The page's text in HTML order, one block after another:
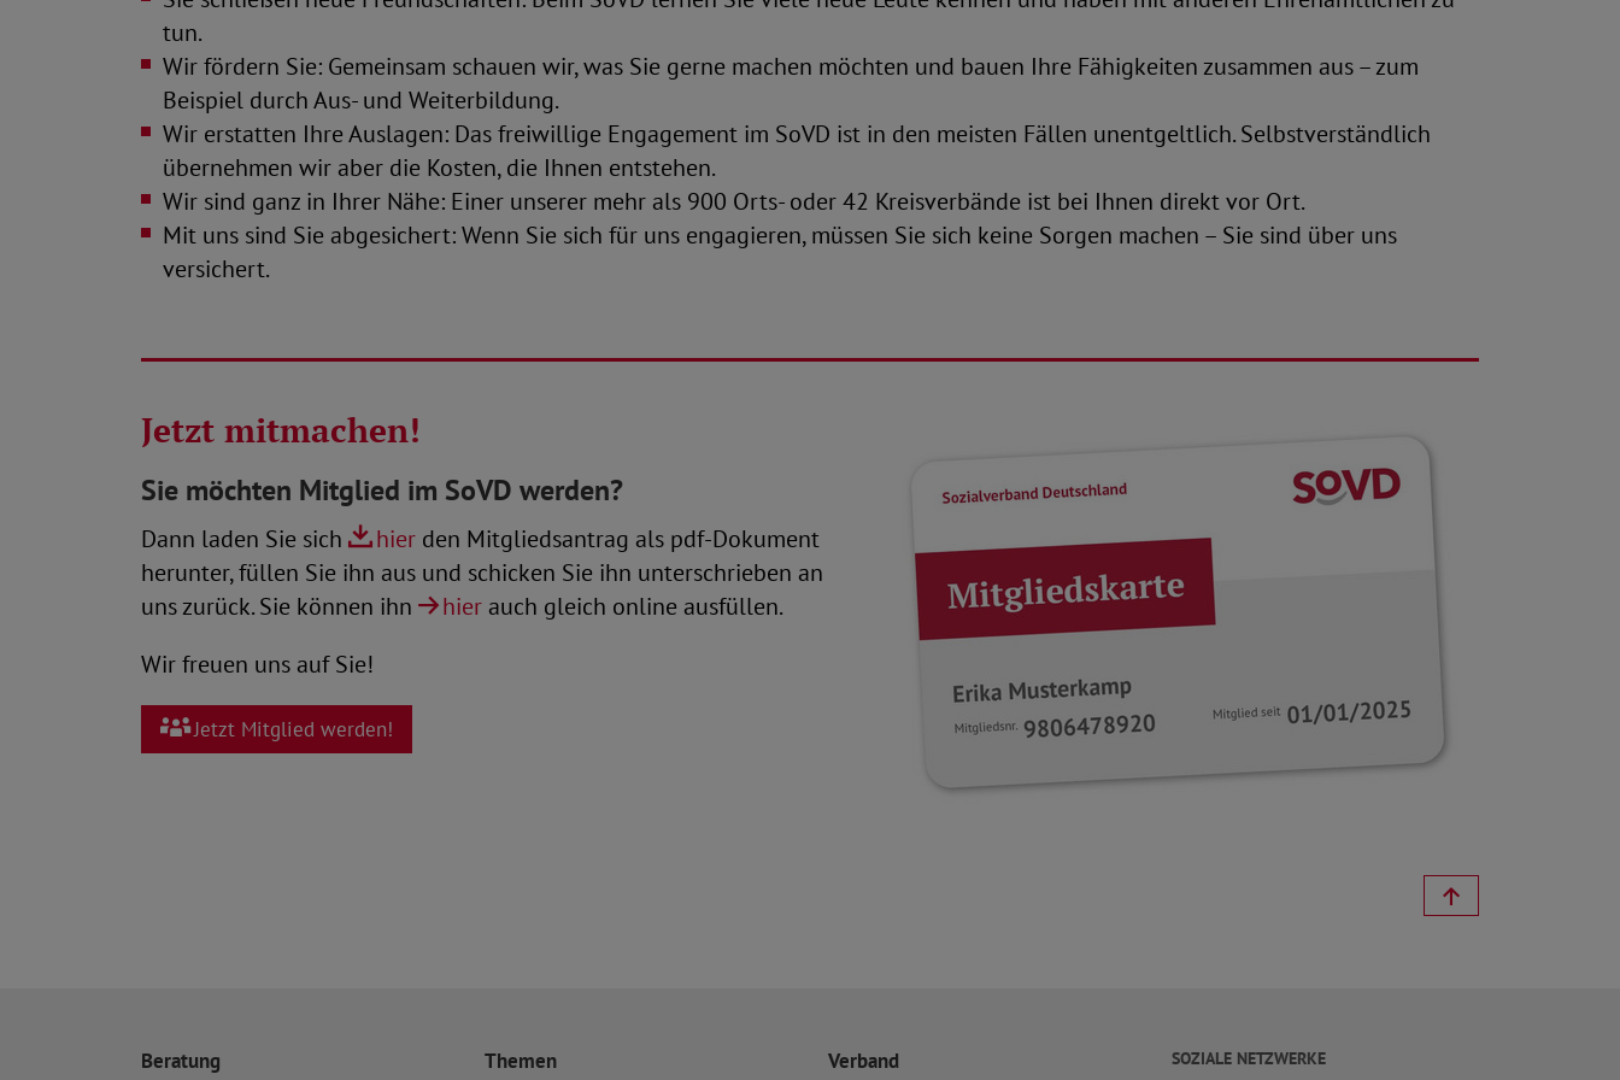
tun.
Wir fördern Sie: Gemeinsam schauen wir, was Sie gerne machen möchten und bauen Ihre Fähigkeiten zusammen aus – zum
Beispiel durch Aus- und Weiterbildung.
Wir erstatten Ihre Auslagen: Das freiwillige Engagement im SoVD ist in den meisten Fällen unentgeltlich. Selbstverständlich
übernehmen wir aber die Kosten, die Ihnen entstehen.
Wir sind ganz in Ihrer Nähe: Einer unserer mehr als 900 Orts- oder 42 Kreisverbände ist bei Ihnen direkt vor Ort.
Mit uns sind Sie abgesichert: Wenn Sie sich für uns engagieren, müssen Sie sich keine Sorgen machen – Sie sind über uns
versichert.
Jetzt mitmachen!
Sie möchten Mitglied im SoVD werden?
Dann laden Sie sich hier den Mitgliedsantrag als pdf-Dokument
herunter, füllen Sie ihn aus und schicken Sie ihn unterschrieben an
uns zurück. Sie können ihn
hier auch gleich online ausfüllen.
Wir freuen uns auf Sie!
Jetzt Mitglied werden!
Beratung Themen Verband SOZIALE NETZWERKE